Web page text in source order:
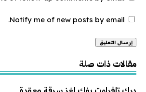
Notify me of new posts by email.
مقالات ذات صلة